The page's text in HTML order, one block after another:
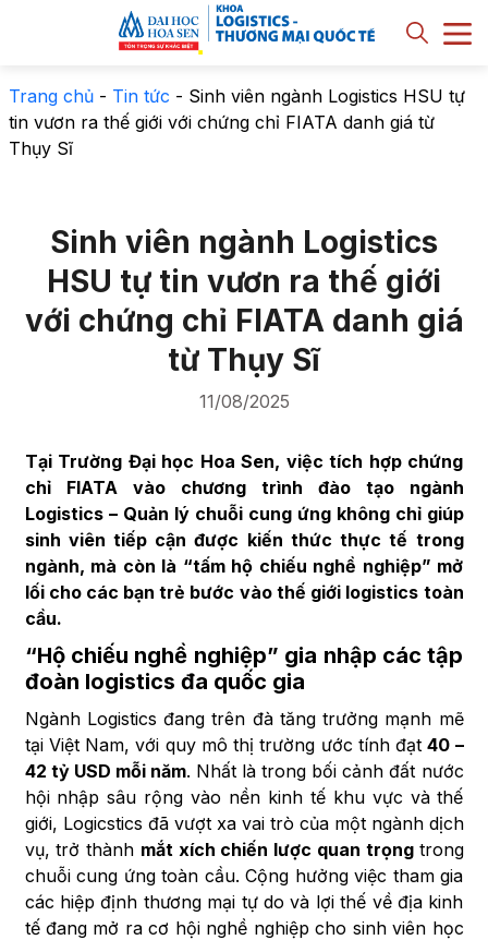
Trang chủ - Tin tức - Sinh viên ngành Logistics HSU tự
tin vươn ra thế giới với chứng chỉ FIATA danh giá từ
Thụy Sĩ
Sinh viên ngành Logistics
HSU tự tin vươn ra thế giới
với chứng chỉ FIATA danh giá
từ Thụy Sĩ
11/08/2025
Tại Trường Đại học Hoa Sen, việc tích hợp chứng
chỉ FIATA vào chương trình đào tạo ngành
Logistics – Quản lý chuỗi cung ứng không chỉ giúp
sinh viên tiếp cận được kiến thức thực tế trong
ngành, mà còn là “tấm hộ chiếu nghề nghiệp” mở
lối cho các bạn trẻ bước vào thế giới logistics toàn
cầu.
“Hộ chiếu nghề nghiệp” gia nhập các tập
đoàn logistics đa quốc gia
Ngành Logistics đang trên đà tăng trưởng mạnh mẽ
tại Việt Nam, với quy mô thị trường ước tính đạt40 –
42 tỷ USD mỗi năm. Nhất là trong bối cảnh đất nước
hội nhập sâu rộng vào nền kinh tế khu vực và thế
giới, Logicstics đã vượt xa vai trò của một ngành dịch
vụ, trở thành mắt xích chiến lược quan trọng trong
chuỗi cung ứng toàn cầu. Cộng hưởng việc tham gia
các hiệp định thương mại tự do và lợi thế về địa kinh
tế đang mở ra cơ hội nghề nghiệp cho sinh viên học